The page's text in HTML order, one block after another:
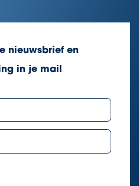
nieuwsbrief en
in je mail